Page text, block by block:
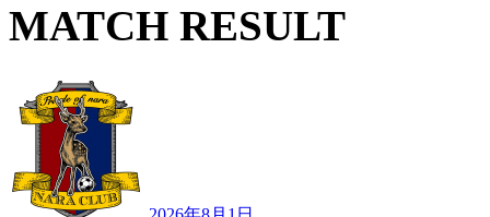
MATCH RESULT